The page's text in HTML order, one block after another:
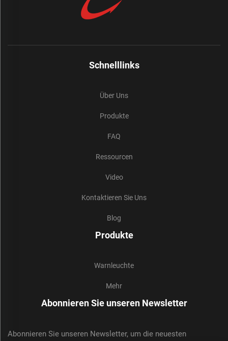
Schnelllinks
Über Uns
Produkte
FAQ
Ressourcen
Video
Kontaktieren Sie Uns
Blog
Produkte
Warnleuchte
Mehr
Abonnieren Sie unseren Newsletter
Abonnieren Sie unseren Newsletter, um die neuesten